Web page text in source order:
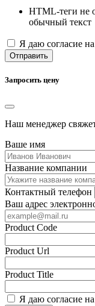
HTML-теги не
обычный текст
Я даю согласие на
Отправить
Запросить цену
Наш менеджер
Ваше имя
Название компании
Контактный телефон
Ваш адрес
Product Code
Product Url
Product Title
Я даю согласие на